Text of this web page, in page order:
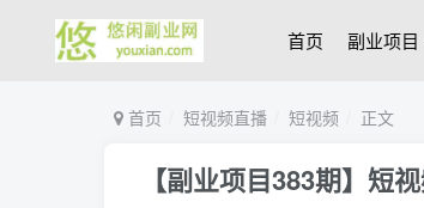
首页 副业项目
首页 短视频直播 短视频 正文
【副业项目383期】短